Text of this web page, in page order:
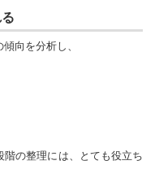
向を分析し、
階の整理には、とても役立ち